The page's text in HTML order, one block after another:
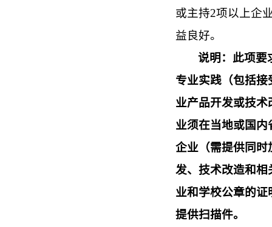
或主持2项以上企
益良好。
说明：此项要
专业实践（包括
业产品开发或技
业须在当地或国
企业（需提供同时
发、技术改造和相
业和学校公章的
提供扫描件。